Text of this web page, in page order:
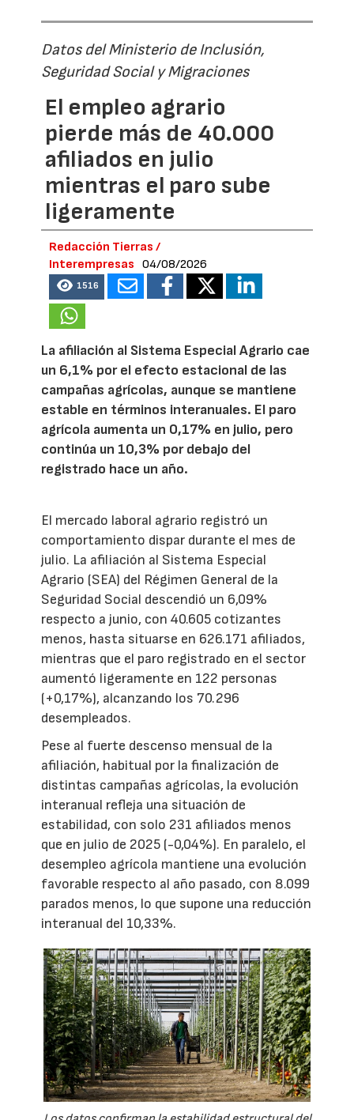
Datos del Ministerio de Inclusión,
Seguridad Social y Migraciones
El empleo agrario
pierde más de 40.000
afiliados en julio
mientras el paro sube
ligeramente
Redacción Tierras /
Interempresas
04/08/2026
1516
La afiliación al Sistema Especial Agrario cae
un 6,1% por el efecto estacional de las
campañas agrícolas, aunque se mantiene
estable en términos interanuales. El paro
agrícola aumenta un 0,17% en julio, pero
continúa un 10,3% por debajo del
registrado hace un año.
El mercado laboral agrario registró un
comportamiento dispar durante el mes de
julio. La afiliación al Sistema Especial
Agrario (SEA) del Régimen General de la
Seguridad Social descendió un 6,09%
respecto a junio, con 40.605 cotizantes
menos, hasta situarse en 626.171 afiliados,
mientras que el paro registrado en el sector
aumentó ligeramente en 122 personas
(+0,17%), alcanzando los 70.296
desempleados.
Pese al fuerte descenso mensual de la
afiliación, habitual por la finalización de
distintas campañas agrícolas, la evolución
interanual refleja una situación de
estabilidad, con solo 231 afiliados menos
que en julio de 2025 (-0,04%). En paralelo, el
desempleo agrícola mantiene una evolución
favorable respecto al año pasado, con 8.099
parados menos, lo que supone una reducción
interanual del 10,33%.